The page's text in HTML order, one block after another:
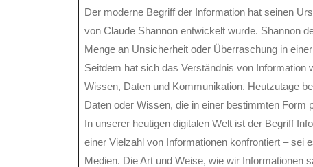
Der moderne Begriff der Information hat seinen
von Claude Shannon entwickelt wurde. Shannon
Menge an Unsicherheit oder Überraschung in
Seitdem hat sich das Verständnis von
Wissen, Daten und Kommunikation. Heutzutage
Daten oder Wissen, die in einer bestimmten Form
In unserer heutigen digitalen Welt ist der Begriff
einer Vielzahl von Informationen konfrontiert – sei
Medien. Die Art und Weise, wie wir Informationen